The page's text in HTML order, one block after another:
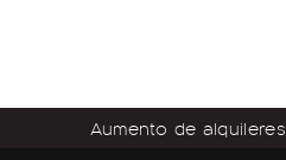
Aumento de alquileres